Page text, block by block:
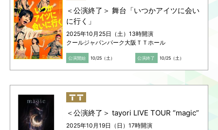
＜公演終了＞ 舞台「いつかアイツに会い
に行く」
2025年10月25日（土）13時開演
クールジャパンパーク大阪ＴＴホール
公演開始 10/25（土） 公演終了 10/25（土）
＜公演終了＞ tayori LIVE TOUR “magic”
2025年10月19日（日）17時開演